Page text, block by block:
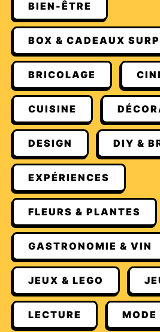
BIEN-ÊTRE
BOX & CADEAUX
BRICOLAGE
CUISINE
DESIGN DIY &
EXPÉRIENCES
FLEURS & PLANTES
GASTRONOMIE & VIN
JEUX & LEGO
LECTURE MODE